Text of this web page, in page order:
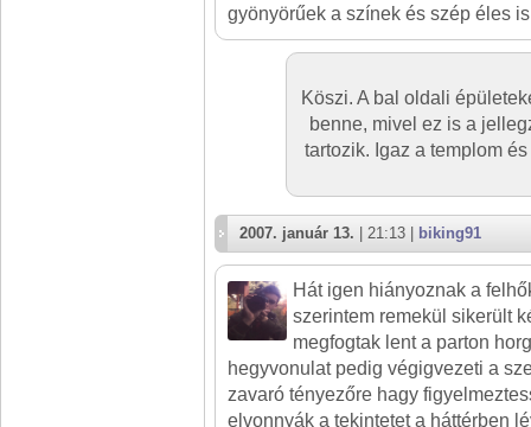
gyönyörűek a színek és szép éles
Köszi. A bal oldali
benne, mivel ez is a
tartozik. Igaz a templom
2007. január 13. | 21:13 | biking91
Hát igen hiányoznak a
szerintem remekül sikerült
megfogtak lent a parton
hegyvonulat pedig végigvezeti a
zavaró tényezőre hagy
elvonnyák a tekintetet a háttérben